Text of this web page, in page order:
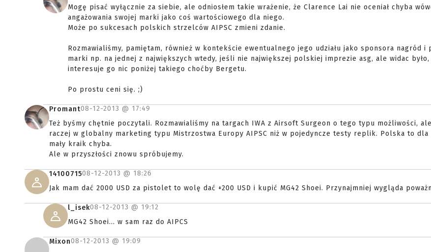
Mogę pisać wyłącznie za siebie, ale odniosłem takie wrażenie, że Clarence Lai nie oceniał chyba
angażowania swojej marki jako coś wartościowego dla niego.
Może po sukcesach polskich strzelców AIPSC zmieni zdanie.
Rozmawialiśmy, pamiętam, również w kontekście ewentualnego jego udziału jako sponsora nagród i
marki np. na jednej z największych wtedy, jeśli nie największej polskiej imprezie asg, ale widac było,
interesuje go nic poniżej takiego choćby Bergetu.
Po prostu ceni się. ;)
Promant08-12-2013 @ 17:49
Też byśmy chętnie poczytali. Rozmawialiśmy na targach IWA z Airsoft Surgeon o tego typu możliwości,
raczej w globalny marketing typu Mistrzostwa Europy AIPSC niż w pojedyncze testy replik. Polska to
mały kraik chyba.
Ale w przyszłości znowu spróbujemy.
1410071508-12-2013 @ 18:26
Jak mam dać 2000 USD za pistolet to wolę dać +200 USD i kupić MG42 Shoei. Przynajmniej wygląda
l_isek08-12-2013 @ 19:12
MG42 Shoei... w sam raz do AIPCS
Mixon08-12-2013 @ 19:09